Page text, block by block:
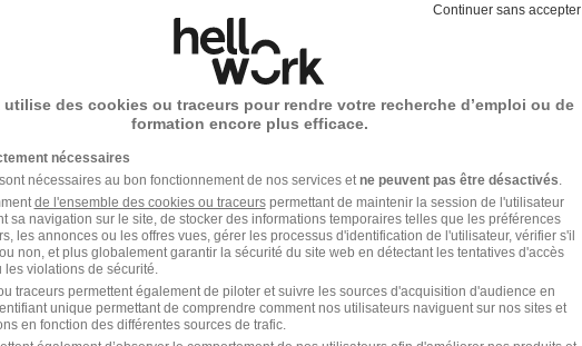
de Médecine Géronto H/F
Sainte Barbe
- 67 CDI
jours
D.E. H/F
Continuer sans accepter
utilise des cookies ou traceurs pour rendre votre recherche d’emploi ou de
formation encore plus efficace.
nécessaires
nécessaires au bon fonctionnement de nos services et ne peuvent pas être désactivés
de l'ensemble des cookies ou traceurspermettant de maintenir la session de l'utilisateur
sa navigation sur le site, de stocker des informations temporaires telles que les préférences
les annonces ou les offres vues, gérer les processus d'identification de l'utilisateur, vérifier s'il
non, et plus globalement garantir la sécurité du site web en détectant les tentatives d'accès
violations de sécurité.
traceurs permettent également de piloter et suivre les sources d'acquisition d'audience en
unique permettant de comprendre comment nos utilisateurs naviguent sur nos sites et
en fonction des différentes sources de trafic.